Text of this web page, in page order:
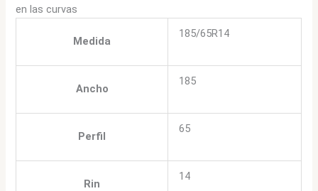
en las curvas
Medida
185/65R14
Ancho
185
Perfil
65
Rin
14